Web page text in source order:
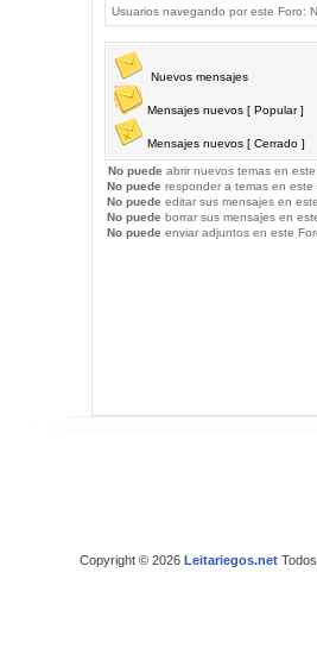
Usuarios navegando por este Foro:
Nuevos mensajes
Mensajes nuevos [ Popular ]
Mensajes nuevos [ Cerrado ]
No puede abrir nuevos temas en este
No puede responder a temas en este
No puede editar sus mensajes en
No puede borrar sus mensajes en
No puede enviar adjuntos en este
Copyright © 2026 Leitariegos.netTodos